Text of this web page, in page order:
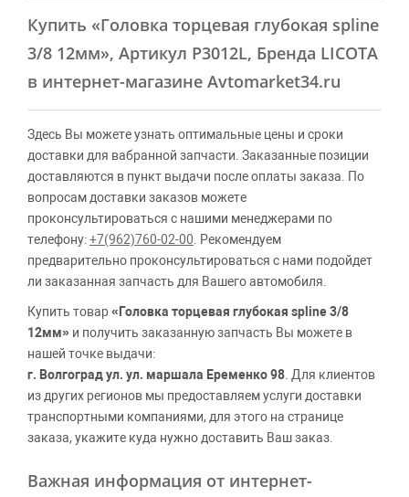
Купить «Головка торцевая глубокая spline
3/8 12мм», Артикул P3012L, Бренда LICOTA
в интернет-магазине Avtomarket34.ru
Здесь Вы можете узнать оптимальные цены и сроки
доставки для вабранной запчасти. Заказанные позиции
доставляются в пункт выдачи после оплаты заказа. По
вопросам доставки заказов можете
проконсультироваться с нашими менеджерами по
телефону:+7(962)760-02-00 . Рекомендуем
предварительно проконсультироваться с нами подойдет
ли заказанная запчасть для Вашего автомобиля.
Купить товар«Головка торцевая глубокая spline 3/8
12мм» и получить заказанную запчасть Вы можете в
нашей точке выдачи:
г. Волгоград ул. ул. маршала Еременко 98 . Для клиентов
из других регионов мы предоставляем услуги доставки
транспортными компаниями, для этого на странице
заказа, укажите куда нужно доставить Ваш заказ.
Важная информация от интернет-